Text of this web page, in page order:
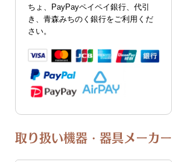
ちょ、PayPayペイペイ銀行、代引
き、青森みちのく銀行をご利用くだ
さい。
取り扱い機器・器具メーカー